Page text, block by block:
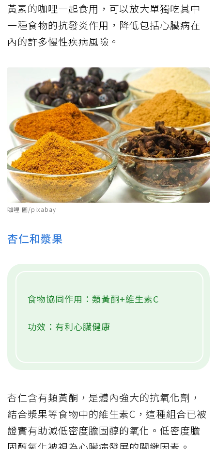
黃素的咖哩一起食用，可以放大單獨吃其中
一種食物的抗發炎作用，降低包括心臟病在
內的許多慢性疾病風險。
咖哩 圖/pixabay
杏仁和漿果
食物協同作用：類黃酮+維生素C
功效：有利心臟健康
杏仁含有類黃酮，是體內強大的抗氧化劑，
結合漿果等食物中的維生素C，這種組合已被
證實有助減低密度膽固醇的氧化。低密度膽